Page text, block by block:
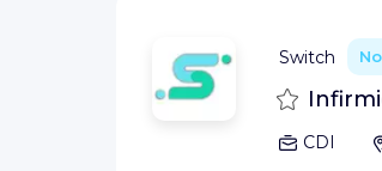
Switch
CDI